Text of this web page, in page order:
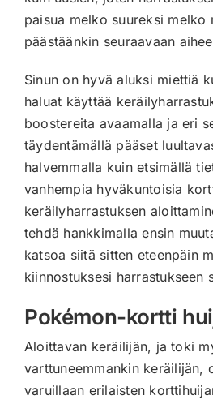
paisua melko suureksi melko
päästäänkin seuraavaan
Sinun on hyvä aluksi miettiä
haluat käyttää
boostereita avaamalla ja eri
täydentämällä pääset
halvemmalla kuin etsimällä
vanhempia hyväkuntoisia
keräilyharrastuksen
tehdä hankkimalla ensin
katsoa siitä sitten eteenpäin
kiinnostuksesi harrastukseen
Pokémon-kortti
Aloittavan keräilijän, ja toki
varttuneemmankin keräilijän,
varuillaan erilaisten